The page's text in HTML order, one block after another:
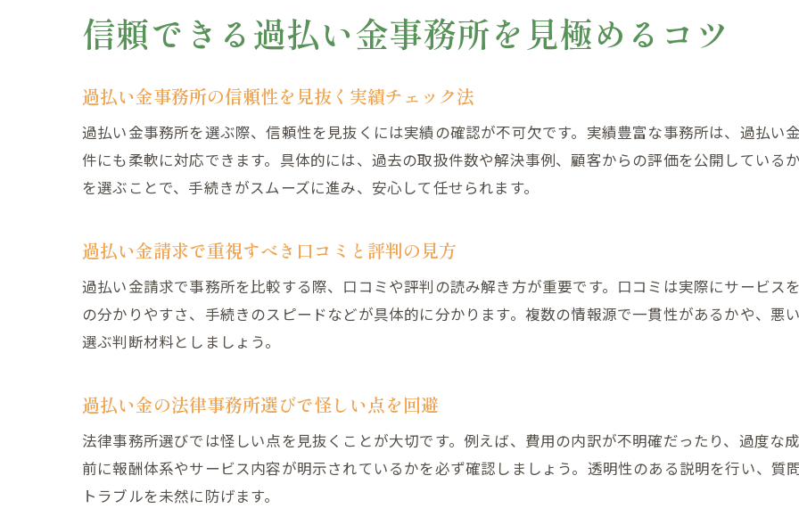
過払い金相談の信頼性と実績チェック方法
過払い金事務所選びで後悔しないための注意点
過払い金事務所選びで後悔しない注意点を解説
過払い金請求の相談前に確認すべきリスク
過払い金ランキングや評判の鵜呑みリスクとは
過払い金事務所選びでありがちな失敗防止策
過払い金相談時に信頼できない点の見抜き方
納得の過払い金請求を実現する事務所比較術
過払い金相談のおすすめ事務所選びの流れ
過払い金事務所の信頼性と費用の比較方法
信頼できる過払い金事務所を見極めるコツ
過払い金事務所の信頼性を見抜く実績チェック法
過払い金事務所を選ぶ際、信頼性を見抜くには実績の確認が不可欠です。実績豊富な事務所は、過払い
件にも柔軟に対応できます。具体的には、過去の取扱件数や解決事例、顧客からの評価を公開している
を選ぶことで、手続きがスムーズに進み、安心して任せられます。
過払い金請求で重視すべき口コミと評判の見方
過払い金請求で事務所を比較する際、口コミや評判の読み解き方が重要です。口コミは実際にサービス
の分かりやすさ、手続きのスピードなどが具体的に分かります。複数の情報源で一貫性があるかや、悪
選ぶ判断材料としましょう。
過払い金の法律事務所選びで怪しい点を回避
法律事務所選びでは怪しい点を見抜くことが大切です。例えば、費用の内訳が不明確だったり、過度な
前に報酬体系やサービス内容が明示されているかを必ず確認しましょう。透明性のある説明を行い、質
トラブルを未然に防げます。